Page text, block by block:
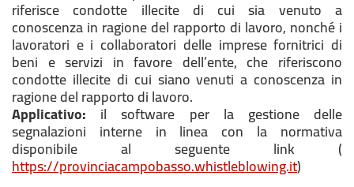
riferisce condotte illecite di cui sia venuto a
conoscenza in ragione del rapporto di lavoro, nonché i
lavoratori e i collaboratori delle imprese fornitrici di
beni e servizi in favore dell’ente, che riferiscono
condotte illecite di cui siano venuti a conoscenza in
ragione del rapporto di lavoro.
Applicativo: il software per la gestione delle
segnalazioni interne in linea con la normativa
disponibile al seguente link (
https://provinciacampobasso.whistleblowing.it)